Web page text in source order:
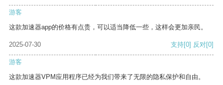
游客
这款加速器app的价格有点贵，可以适当降低一些，这样会更加亲民。
2025-07-30 支持[0] 反对[0]
游客
这款加速器VPM应用程序已经为我们带来了无限的隐私保护和自由。